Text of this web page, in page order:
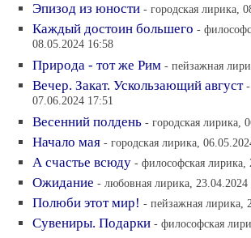
Эпизод из юности - городская лирика,
Каждый достоин большего -
08.05.2024 16:58
Природа - тот же Рим - пейзажная
Вечер. Закат. Ускользающий август
07.06.2024 17:51
Весенний полдень - городская лирика,
Начало мая - городская лирика,
А счастье всюду - философская лирика,
Ожидание - любовная лирика, 23.04.2024
Полюби этот мир! - пейзажная лирика,
Сувениры. Подарки - философская